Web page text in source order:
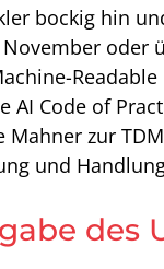
bockig hin
oder
Code of
zur
und
des